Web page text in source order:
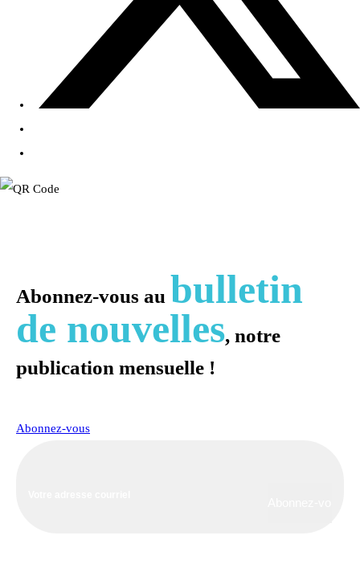
Abonnez-vous au bulletin
de nouvelles, notre
publication mensuelle !
Abonnez-vous